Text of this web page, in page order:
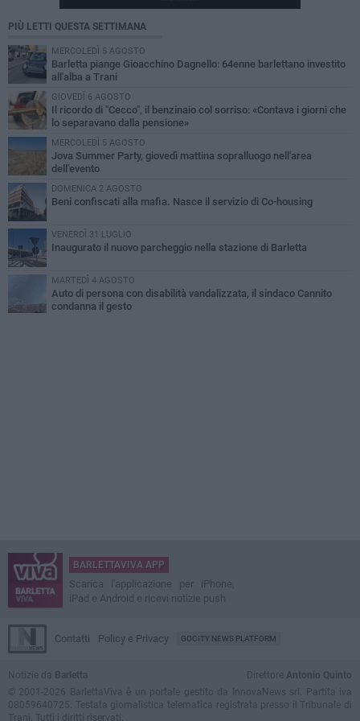
PIÙ LETTI QUESTA SETTIMANA
MERCOLEDÌ 5 AGOSTO
Barletta piange Gioacchino Dagnello: 64enne barlettano investito
all'alba a Trani
GIOVEDÌ 6 AGOSTO
Il ricordo di "Cecco", il benzinaio col sorriso: «Contava i giorni che
lo separavano dalla pensione»
MERCOLEDÌ 5 AGOSTO
Jova Summer Party, giovedì mattina sopralluogo nell'area
dell'evento
DOMENICA 2 AGOSTO
Beni confiscati alla mafia. Nasce il servizio di Co-housing
VENERDÌ 31 LUGLIO
Inaugurato il nuovo parcheggio nella stazione di Barletta
MARTEDÌ 4 AGOSTO
Auto di persona con disabilità vandalizzata, il sindaco Cannito
condanna il gesto
BARLETTAVIVA APP
Scarica l'applicazione per iPhone,
iPad e Android e ricevi notizie push
Contatti Policy e Privacy GOCITY NEWS PLATFORM
Notizie da Barletta Direttore Antonio Quinto
© 2001-2026 BarlettaViva è un portale gestito da InnovaNews srl. Partita iva
08059640725. Testata giornalistica telematica registrata presso il Tribunale di
Trani. Tutti i diritti riservati.